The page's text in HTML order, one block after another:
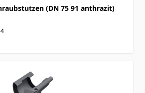
(DN 75 91 anthrazit)